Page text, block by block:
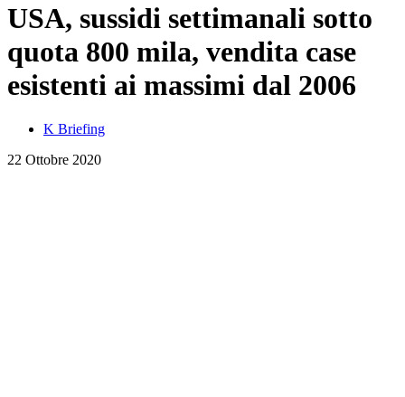
USA, sussidi settimanali sotto
quota 800 mila, vendita case
esistenti ai massimi dal 2006
K Briefing
22 Ottobre 2020